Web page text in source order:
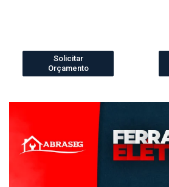
Solicitar
Orçamento